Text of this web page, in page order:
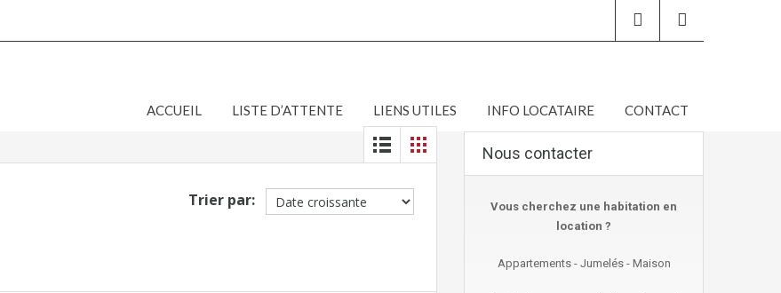
ACCUEIL LISTE D’ATTENTE LIENS UTILES INFO LOCATAIRE CONTACT
Trier par:
Nous contacter
Vous cherchez une habitation en
location ?
Appartements - Jumelés - Maison